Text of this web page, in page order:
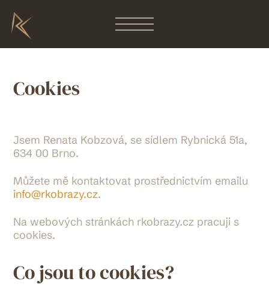
Cookies
Jsem Renata Kobzová, se sídlem Rybnická 51a,
634 00 Brno.
Můžete mě kontaktovat prostřednictvím emailu
info@rkobrazy.cz.
Na webových stránkách rkobrazy.cz pracuji s
cookies.
Co jsou to cookies?